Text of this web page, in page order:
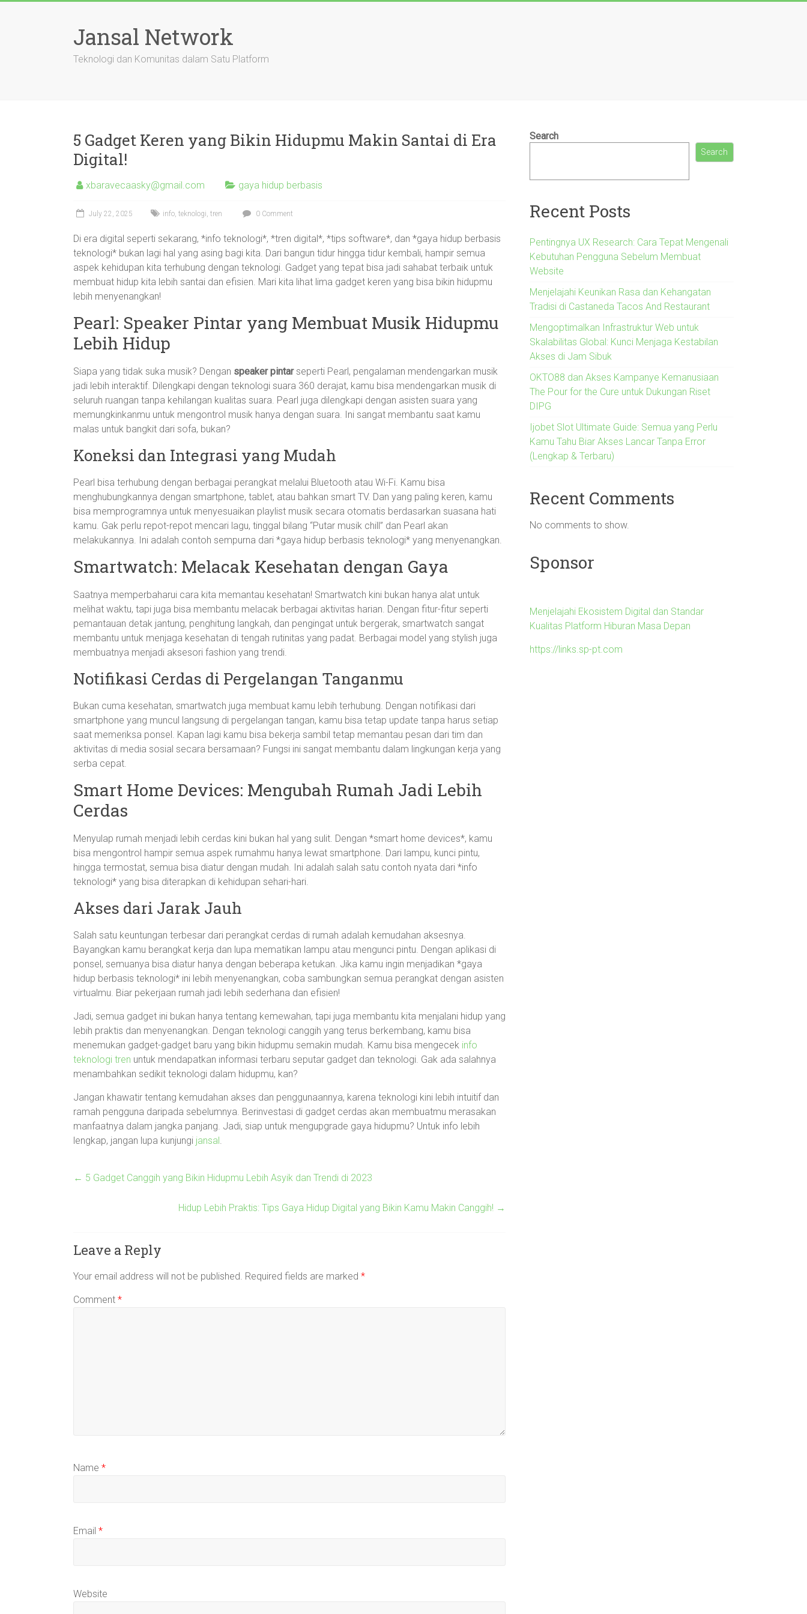
Jansal Network
Teknologi dan Komunitas dalam Satu Platform
5 Gadget Keren yang Bikin Hidupmu Makin Santai di Era
Digital!
xbaravecaasky@gmail.com gaya hidup berbasis
July 22, 2025 info, teknologi, tren 0 Comment
Di era digital seperti sekarang, *info teknologi*, *tren digital*, *tips software*, dan *gaya hidup berbasis
teknologi* bukan lagi hal yang asing bagi kita. Dari bangun tidur hingga tidur kembali, hampir semua
aspek kehidupan kita terhubung dengan teknologi. Gadget yang tepat bisa jadi sahabat terbaik untuk
membuat hidup kita lebih santai dan efisien. Mari kita lihat lima gadget keren yang bisa bikin hidupmu
lebih menyenangkan!
Pearl: Speaker Pintar yang Membuat Musik Hidupmu
Lebih Hidup
Siapa yang tidak suka musik? Dengan speaker pintarseperti Pearl, pengalaman mendengarkan musik
jadi lebih interaktif. Dilengkapi dengan teknologi suara 360 derajat, kamu bisa mendengarkan musik di
seluruh ruangan tanpa kehilangan kualitas suara. Pearl juga dilengkapi dengan asisten suara yang
memungkinkanmu untuk mengontrol musik hanya dengan suara. Ini sangat membantu saat kamu
malas untuk bangkit dari sofa, bukan?
Koneksi dan Integrasi yang Mudah
Pearl bisa terhubung dengan berbagai perangkat melalui Bluetooth atau Wi-Fi. Kamu bisa
menghubungkannya dengan smartphone, tablet, atau bahkan smart TV. Dan yang paling keren, kamu
bisa memprogramnya untuk menyesuaikan playlist musik secara otomatis berdasarkan suasana hati
kamu. Gak perlu repot-repot mencari lagu, tinggal bilang “Putar musik chill” dan Pearl akan
melakukannya. Ini adalah contoh sempurna dari *gaya hidup berbasis teknologi* yang menyenangkan.
Smartwatch: Melacak Kesehatan dengan Gaya
Saatnya memperbaharui cara kita memantau kesehatan! Smartwatch kini bukan hanya alat untuk
melihat waktu, tapi juga bisa membantu melacak berbagai aktivitas harian. Dengan fitur-fitur seperti
pemantauan detak jantung, penghitung langkah, dan pengingat untuk bergerak, smartwatch sangat
membantu untuk menjaga kesehatan di tengah rutinitas yang padat. Berbagai model yang stylish juga
membuatnya menjadi aksesori fashion yang trendi.
Notifikasi Cerdas di Pergelangan Tanganmu
Bukan cuma kesehatan, smartwatch juga membuat kamu lebih terhubung. Dengan notifikasi dari
smartphone yang muncul langsung di pergelangan tangan, kamu bisa tetap update tanpa harus setiap
saat memeriksa ponsel. Kapan lagi kamu bisa bekerja sambil tetap memantau pesan dari tim dan
aktivitas di media sosial secara bersamaan? Fungsi ini sangat membantu dalam lingkungan kerja yang
serba cepat.
Smart Home Devices: Mengubah Rumah Jadi Lebih
Cerdas
Menyulap rumah menjadi lebih cerdas kini bukan hal yang sulit. Dengan *smart home devices*, kamu
bisa mengontrol hampir semua aspek rumahmu hanya lewat smartphone. Dari lampu, kunci pintu,
hingga termostat, semua bisa diatur dengan mudah. Ini adalah salah satu contoh nyata dari *info
teknologi* yang bisa diterapkan di kehidupan sehari-hari.
Akses dari Jarak Jauh
Salah satu keuntungan terbesar dari perangkat cerdas di rumah adalah kemudahan aksesnya.
Bayangkan kamu berangkat kerja dan lupa mematikan lampu atau mengunci pintu. Dengan aplikasi di
ponsel, semuanya bisa diatur hanya dengan beberapa ketukan. Jika kamu ingin menjadikan *gaya
hidup berbasis teknologi* ini lebih menyenangkan, coba sambungkan semua perangkat dengan asisten
virtualmu. Biar pekerjaan rumah jadi lebih sederhana dan efisien!
Jadi, semua gadget ini bukan hanya tentang kemewahan, tapi juga membantu kita menjalani hidup yang
lebih praktis dan menyenangkan. Dengan teknologi canggih yang terus berkembang, kamu bisa
menemukan gadget-gadget baru yang bikin hidupmu semakin mudah. Kamu bisa mengecek info
teknologi tren untuk mendapatkan informasi terbaru seputar gadget dan teknologi. Gak ada salahnya
menambahkan sedikit teknologi dalam hidupmu, kan?
Jangan khawatir tentang kemudahan akses dan penggunaannya, karena teknologi kini lebih intuitif dan
ramah pengguna daripada sebelumnya. Berinvestasi di gadget cerdas akan membuatmu merasakan
manfaatnya dalam jangka panjang. Jadi, siap untuk mengupgrade gaya hidupmu? Untuk info lebih
lengkap, jangan lupa kunjungi jansal.
← 5 Gadget Canggih yang Bikin Hidupmu Lebih Asyik dan Trendi di 2023
Hidup Lebih Praktis: Tips Gaya Hidup Digital yang Bikin Kamu Makin Canggih! →
Leave a Reply
Your email address will not be published. Required fields are marked *
Comment *
Name *
Email *
Website
Search
Search
Recent Posts
Pentingnya UX Research: Cara Tepat Mengenali
Kebutuhan Pengguna Sebelum Membuat
Website
Menjelajahi Keunikan Rasa dan Kehangatan
Tradisi di Castaneda Tacos And Restaurant
Mengoptimalkan Infrastruktur Web untuk
Skalabilitas Global: Kunci Menjaga Kestabilan
Akses di Jam Sibuk
OKTO88 dan Akses Kampanye Kemanusiaan
The Pour for the Cure untuk Dukungan Riset
DIPG
Ijobet Slot Ultimate Guide: Semua yang Perlu
Kamu Tahu Biar Akses Lancar Tanpa Error
(Lengkap & Terbaru)
Recent Comments
No comments to show.
Sponsor
Menjelajahi Ekosistem Digital dan Standar
Kualitas Platform Hiburan Masa Depan
https://links.sp-pt.com